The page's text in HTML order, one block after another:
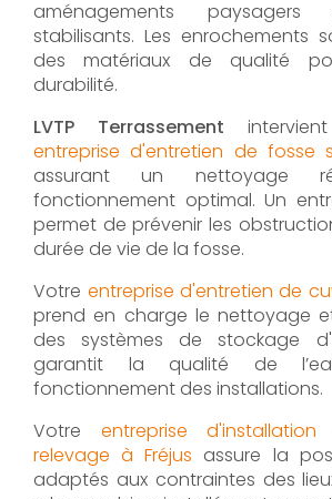
aménagements
stabilisants. Les enrochements
des matériaux de qualité
durabilité.
LVTP Terrassement
entreprise d'entretien de fosse
assurant un nettoyage
fonctionnement optimal. Un
permet de prévenir les
durée de vie de la fosse.
Votre entreprise d'entretien de
prend en charge le nettoyage
des systèmes de stockage
garantit la qualité de
fonctionnement des installations.
Votre entreprise
relevage à Fréjus assure la
adaptés aux contraintes des